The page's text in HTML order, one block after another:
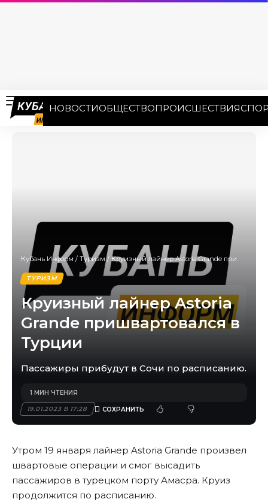
НОВОСТИОБЩЕСТВОПРОИСШЕСТВИЯ
Кубань Информ / Туризм/ Круизный лайнер Astoria Grande пришвартовался в Турции
ТУРИЗМ
Круизный лайнер Astoria
Grande пришвартовался в
Турции
Пассажиры прибудут в Сочи по расписанию.
19.01.2023 В 17:28
1 МИН ЧТЕНИЯ
Утром 19 января лайнер Astoria Grande произвел
швартовые операции и смог высадить
пассажиров в турецком порту Амасра. Круиз
продолжится по расписанию.